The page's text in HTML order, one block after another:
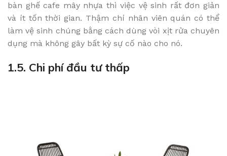
bàn ghế cafe mây nhựa thì việc vệ sinh rất đơn giản
và ít tốn thời gian. Thậm chí nhân viên quán có thể
làm vệ sinh chúng bằng cách dùng vòi xịt rửa chuyên
dụng mà không gây bất kỳ sự cố nào cho nó.
1.5. Chi phí đầu tư thấp